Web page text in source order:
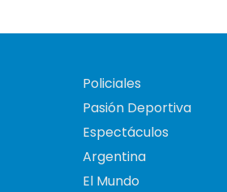
Policiales
Pasión Deportiva
Espectáculos
Argentina
El Mundo